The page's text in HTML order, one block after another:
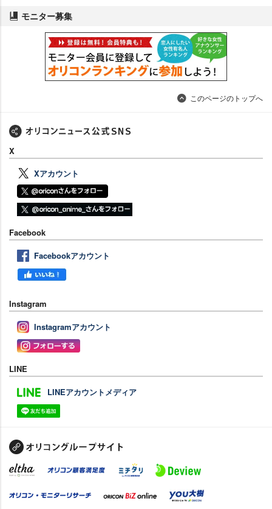
モニター募集
このページのトップへ
X
Xアカウント
Facebook
Facebookアカウント
Instagram
Instagramアカウント
LINE
LINEアカウントメディア